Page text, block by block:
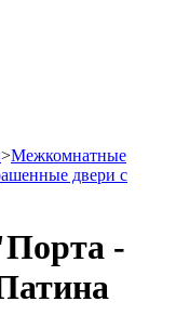
>Межкомнатные
двери с
-